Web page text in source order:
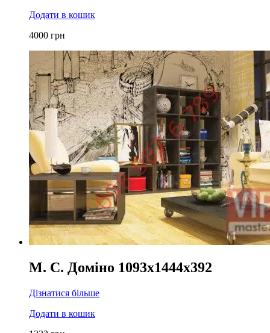
Додати в кошик
4000 грн
М. С. Доміно 1093x1444x392
Дізнатися більше
Додати в кошик